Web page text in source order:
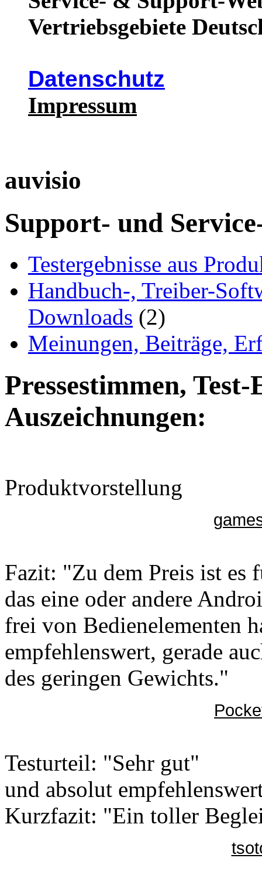
Vertriebsgebiete
Datenschutz
Impressum
auvisio
Support- und
Testergebnisse aus
Handbuch-, Treiber-
Downloads (2)
Meinungen, Beiträge,
Pressestimmen,
Auszeichnungen:
Produktvorstellung
Fazit: "Zu dem Preis ist es
das eine oder andere
frei von Bedienelementen
empfehlenswert, gerade
des geringen Gewichts."
Testurteil: "Sehr gut"
und absolut
Kurzfazit: "Ein toller